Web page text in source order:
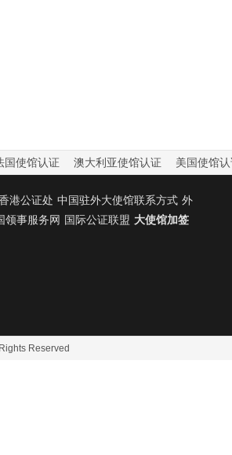
国使馆认证 澳大利亚使馆认证 美国使馆
港公证处 中国驻外大使馆联系方式 外
领事服务网 国际公证联盟 大使馆加签
Reserved